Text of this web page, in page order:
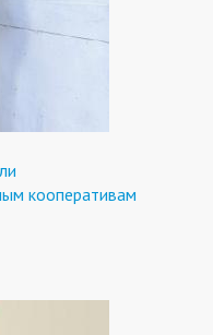
кооперативам